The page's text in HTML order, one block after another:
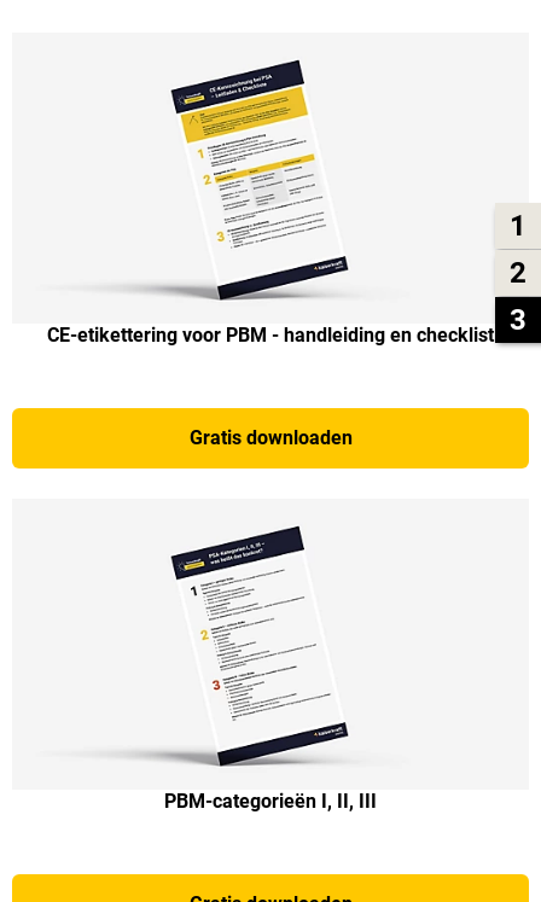
1
2
3
CE-etikettering voor PBM - handleiding en checklist
Gratis downloaden
PBM-categorieën I, II, III